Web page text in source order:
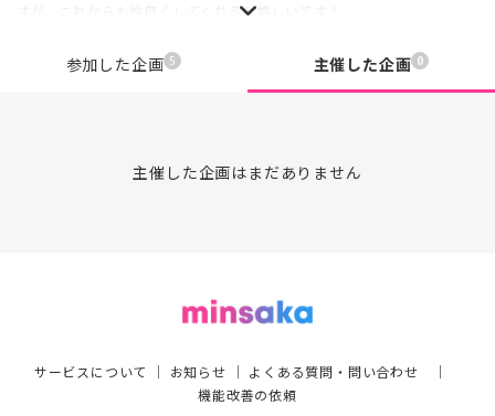
すが、これからも仲良くしてくれると嬉しいです！
参加した企画 5 主催した企画 0
主催した企画はまだありません
サービスについて ｜ お知らせ ｜ よくある質問・問い合わせ ｜
機能改善の依頼